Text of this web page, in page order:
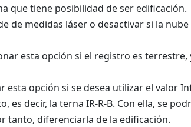
que tiene posibilidad de ser edificación.
de medidas láser o desactivar si la
esta opción si el registro es
esta opción si se desea utilizar el valor
es decir, la terna IR-R-B. Con ella, se
tanto, diferenciarla de la edificación.